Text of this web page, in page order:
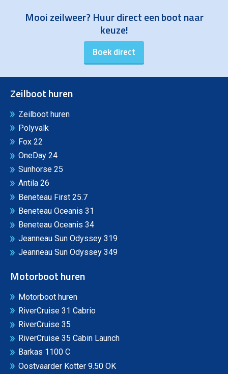
Mooi zeilweer? Huur direct een boot naar
keuze!
Zeilboot huren
Zeilboot huren
Polyvalk
Fox 22
OneDay 24
Sunhorse 25
Antila 26
Beneteau First 25.7
Beneteau Oceanis 31
Beneteau Oceanis 34
Jeanneau Sun Odyssey 319
Jeanneau Sun Odyssey 349
Motorboot huren
Motorboot huren
RiverCruise 31 Cabrio
RiverCruise 35
RiverCruise 35 Cabin Launch
Barkas 1100 C
Oostvaarder Kotter 9.50 OK